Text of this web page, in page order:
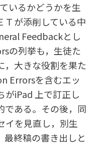
いるかどうかを生
Ｔが添削している中
Feedbackとし
の列挙も，生徒た
，大きな役割を果た
Errorsを含むエッ
がiPad 上で訂正し
である。その後，同
イを見直し，別生
終稿の書き出しと